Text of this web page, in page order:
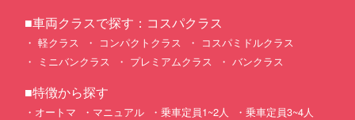
■車両クラスで探す：コスパクラス
軽クラス コンパクトクラス
コスパミドルクラス
ミニバンクラス
プレミアムクラス バンクラス
■特徴から探す
オートマ マニュアル 乗車定員1~2人
乗車定員3~4人